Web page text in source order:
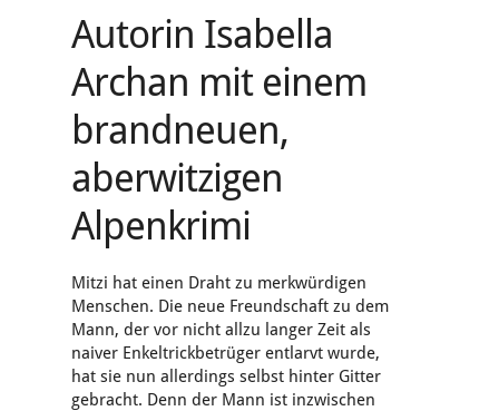
Autorin Isabella
Archan mit einem
brandneuen,
aberwitzigen
Alpenkrimi
Mitzi hat einen Draht zu merkwürdigen
Menschen. Die neue Freundschaft zu dem
Mann, der vor nicht allzu langer Zeit als
naiver Enkeltrickbetrüger entlarvt wurde,
hat sie nun allerdings selbst hinter Gitter
gebracht. Denn der Mann ist inzwischen